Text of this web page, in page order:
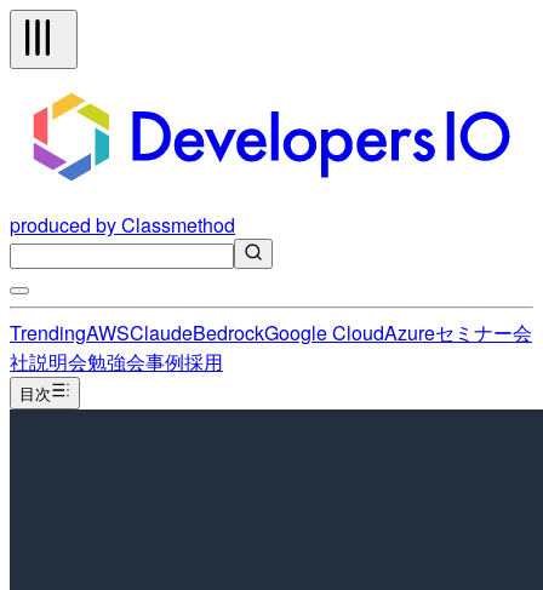
produced by Classmethod
TrendingAWSClaudeBedrockGoogle CloudAzureセミナー会
社説明会勉強会事例採用
目次